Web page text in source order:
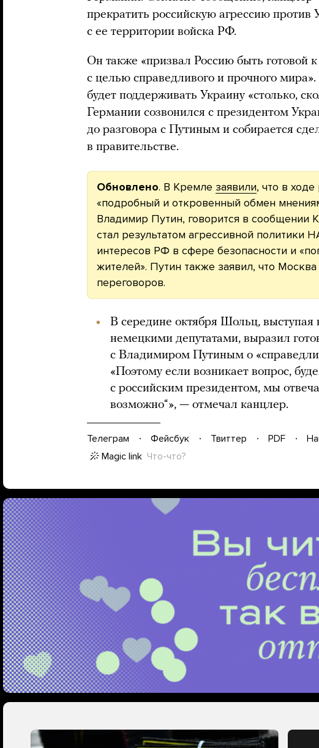
прекратить российскую агрессию против
с ее территории войска РФ.
Он также «призвал Россию быть готовой
с целью справедливого и прочного
будет поддерживать Украину «столько,
Германии созвонился с президентом
до разговора с Путиным и собирается
в правительстве.
Обновлено. В Кремле заявили, что в
«подробный и откровенный обмен
Владимир Путин, говорится в сообщении
стал результатом агрессивной политики
интересов РФ в сфере безопасности и
жителей». Путин также заявил, что
переговоров.
В середине октября Шольц, выступая
немецкими депутатами, выразил
с Владимиром Путиным о
«Поэтому если возникает вопрос,
с российским президентом, мы
возможно“», — отмечал канцлер.
Телеграм Фейсбук Твиттер PDF
Magic link Что-что?